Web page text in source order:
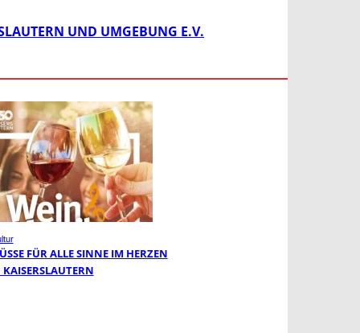
UND UMGEBUNG E.V.
FÜR ALLE SINNE IM HERZEN